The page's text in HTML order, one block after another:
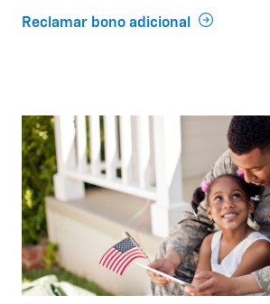
Reclamar bono adicional